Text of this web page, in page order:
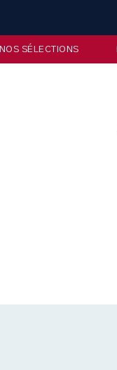
NOS SÉLECTIONS